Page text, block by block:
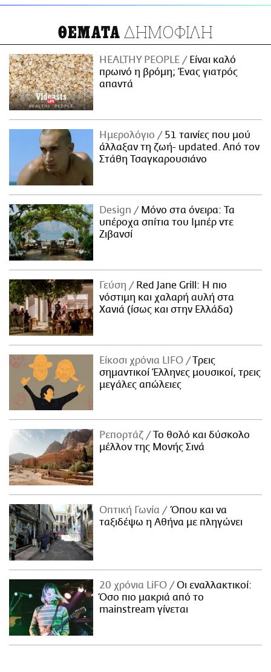
ΘΕΜΑΤΑ ΔΗΜΟΦΙΛΗ
HEALTHY PEOPLE
Είναι καλό
πρωινό η βρόμη; Ένας γιατρός
απαντά
Ημερολόγιο
51 ταινίες που μού
άλλαξαν τη ζωή- updated. Aπό τον
Στάθη Τσαγκαρουσιάνο
Design
Μόνο στα όνειρα: Τα
υπέροχα σπίτια του Ιμπέρ ντε
Ζιβανσί
Γεύση
Red Jane Grill: Η πιο
νόστιμη και χαλαρή αυλή στα
Χανιά (ίσως και στην Ελλάδα)
Είκοσι χρόνια LIFO
Tρεις
σημαντικοί Έλληνες μουσικοί, τρεις
μεγάλες απώλειες
Ρεπορτάζ
Το θολό και δύσκολο
μέλλον της Μονής Σινά
Οπτική Γωνία
Όπου και να
ταξιδέψω η Αθήνα με πληγώνει
20 χρόνια LiFO
Οι εναλλακτικοί:
Όσο πιο μακριά από το
mainstream γίνεται